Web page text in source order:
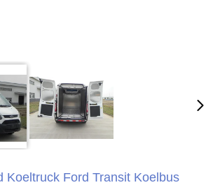
Koeltruck Ford Transit Koelbus